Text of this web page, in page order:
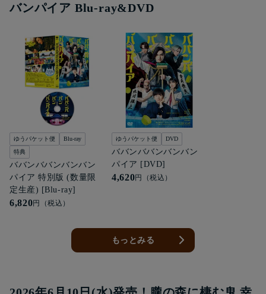
バンパイア Blu-ray&DVD
ゆうパケット便
Blu-ray
特典
ババンババンバンバン
パイア 特別版 (数量限
定生産) [Blu-ray]
6,820円（税込）
ゆうパケット便 DVD
ババンババンバンバン
パイア [DVD]
4,620円（税込）
もっとみる